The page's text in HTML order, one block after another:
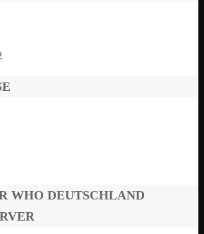
WHO DEUTSCHLAND